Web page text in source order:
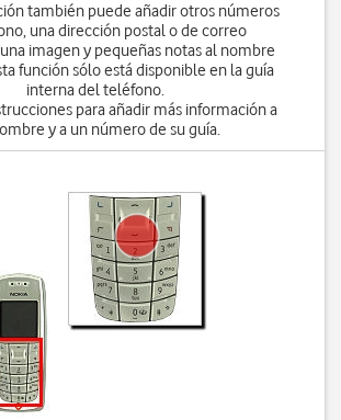
también puede añadir otros números
una dirección postal o de correo
imagen y pequeñas notas al nombre
función sólo está disponible en la guía
interna del teléfono.
para añadir más información a
y a un número de su guía.